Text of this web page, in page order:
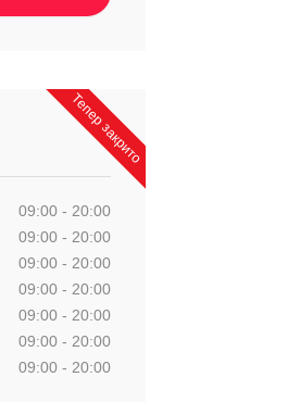
Тепер закрито
09:00 - 20:00
09:00 - 20:00
09:00 - 20:00
09:00 - 20:00
09:00 - 20:00
09:00 - 20:00
09:00 - 20:00